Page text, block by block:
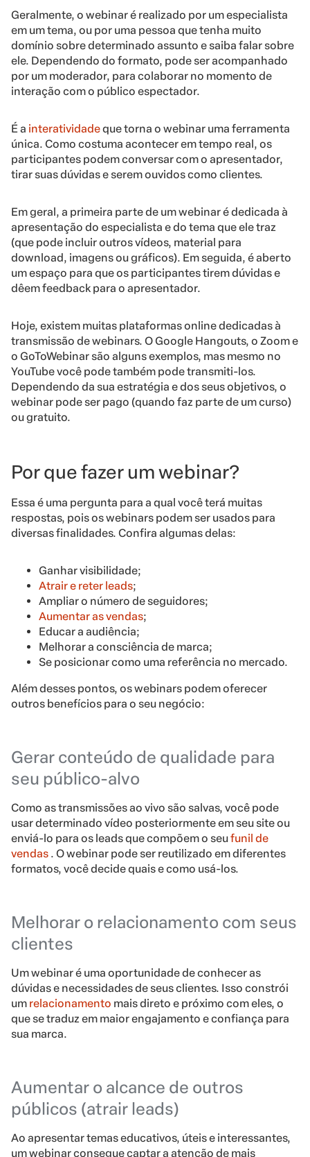
Geralmente, o webinar é realizado por um especialista
em um tema, ou por uma pessoa que tenha muito
domínio sobre determinado assunto e saiba falar sobre
ele. Dependendo do formato, pode ser acompanhado
por um moderador, para colaborar no momento de
interação com o público espectador.
É a interatividadeque torna o webinar uma ferramenta
única. Como costuma acontecer em tempo real, os
participantes podem conversar com o apresentador,
tirar suas dúvidas e serem ouvidos como clientes.
Em geral, a primeira parte de um webinar é dedicada à
apresentação do especialista e do tema que ele traz
(que pode incluir outros vídeos, material para
download, imagens ou gráficos). Em seguida, é aberto
um espaço para que os participantes tirem dúvidas e
dêem feedback para o apresentador.
Hoje, existem muitas plataformas online dedicadas à
transmissão de webinars. O Google Hangouts, o Zoom e
o GoToWebinar são alguns exemplos, mas mesmo no
YouTube você pode também pode transmiti-los.
Dependendo da sua estratégia e dos seus objetivos, o
webinar pode ser pago (quando faz parte de um curso)
ou gratuito.
Por que fazer um webinar?
Essa é uma pergunta para a qual você terá muitas
respostas, pois os webinars podem ser usados para
diversas finalidades. Confira algumas delas:
Ganhar visibilidade;
Atrair e reter leads;
Ampliar o número de seguidores;
Aumentar as vendas;
Educar a audiência;
Melhorar a consciência de marca;
Se posicionar como uma referência no mercado.
Além desses pontos, os webinars podem oferecer
outros benefícios para o seu negócio:
Gerar conteúdo de qualidade para
seu público-alvo
Como as transmissões ao vivo são salvas, você pode
usar determinado vídeo posteriormente em seu site ou
enviá-lo para os leads que compõem o seufunil de
vendas . O webinar pode ser reutilizado em diferentes
formatos, você decide quais e como usá-los.
Melhorar o relacionamento com seus
clientes
Um webinar é uma oportunidade de conhecer as
dúvidas e necessidades de seus clientes. Isso constrói
um relacionamento mais direto e próximo com eles, o
que se traduz em maior engajamento e confiança para
sua marca.
Aumentar o alcance de outros
públicos (atrair leads)
Ao apresentar temas educativos, úteis e interessantes,
um webinar consegue captar a atenção de mais